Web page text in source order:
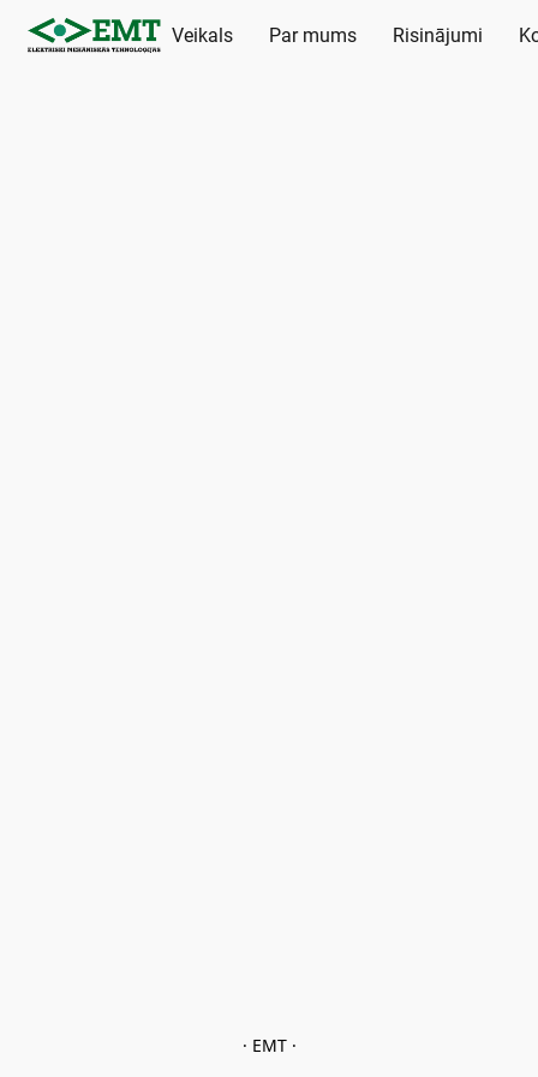
Veikals Par mums Risinājumi
· EMT ·